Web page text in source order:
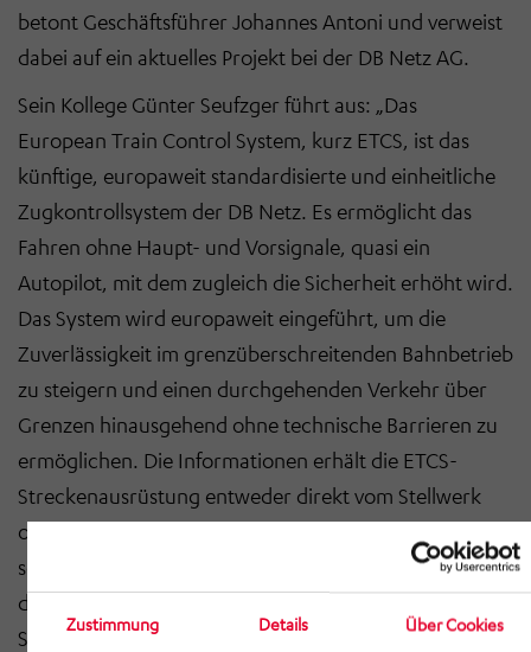
Zustimmung Details Über Cookies
betont Geschäftsführer Johannes Antoni und verweist
dabei auf ein aktuelles Projekt bei der DB Netz AG.
Sein Kollege Günter Seufzger führt aus: „Das
European Train Control System, kurz ETCS, ist das
künftige, europaweit standardisierte und einheitliche
Zugkontrollsystem der DB Netz. Es ermöglicht das
Fahren ohne Haupt- und Vorsignale, quasi ein
Autopilot, mit dem zugleich die Sicherheit erhöht wird.
Das System wird europaweit eingeführt, um die
Zuverlässigkeit im grenzüberschreitenden Bahnbetrieb
zu steigern und einen durchgehenden Verkehr über
Grenzen hinausgehend ohne technische Barrieren zu
ermöglichen. Die Informationen erhält die ETCS-
Streckenausrüstung entweder direkt vom Stellwerk
oder über das GSM-R-System vom Fahrzeug, dem
sogenannten GSM-R-­Mobilfunksystem. Alternativ läuft
die Kommunikation durch einen rückwirkungsfreien
Signalabgriff durch sogenannte Balisen an der